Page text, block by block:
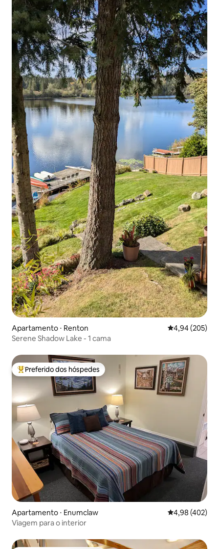
Apartamento ⋅ Renton 4,94 de uma
4,94 (205)
Serene Shadow Lake - 1 cama
Entre os melhores preferidos dos hóspedes
Preferido dos hóspedes
Apartamento ⋅ Enumclaw 4,98 de uma
4,98 (402)
Viagem para o interior